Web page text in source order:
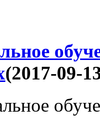
(2017-09-